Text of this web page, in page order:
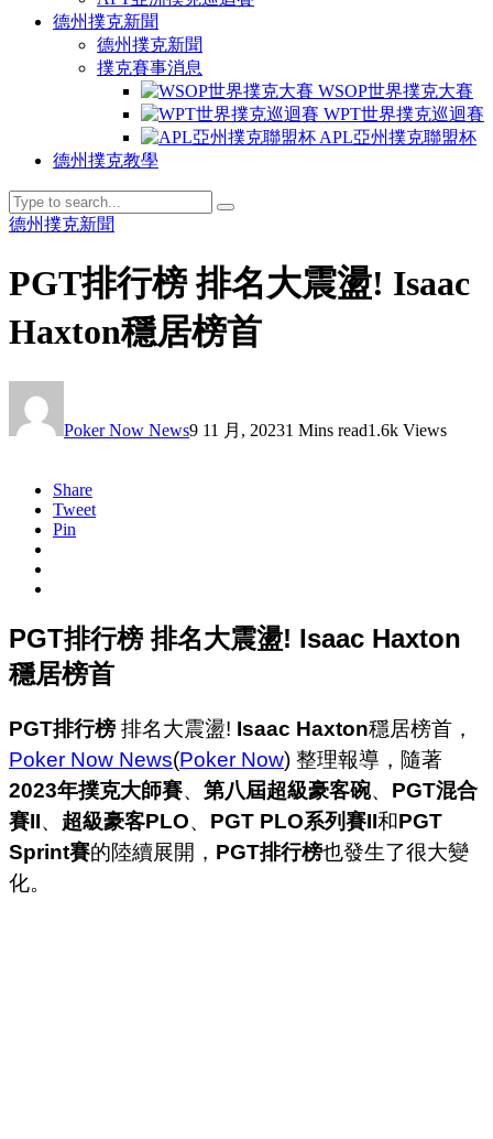
德州撲克新聞
德州撲克新聞
撲克賽事消息
WSOP世界撲克大賽
WPT世界撲克巡迴賽
APL亞州撲克聯盟杯
德州撲克教學
德州撲克新聞
PGT排行榜 排名大震盪! Isaac
Haxton穩居榜首
Poker Now News9 11 月, 20231 Mins read1.6k Views
Share
Tweet
Pin
PGT排行榜 排名大震盪! Isaac Haxton
穩居榜首
PGT排行榜 排名大震盪! Isaac Haxton穩居榜首，
Poker Now News(Poker Now) 整理報導，隨著
2023年撲克大師賽、 第八屆超級豪客碗、 PGT混合
賽II、 超級豪客PLO、 PGT PLO系列賽II和PGT
Sprint賽的陸續展開， PGT排行榜也發生了很大變
化。